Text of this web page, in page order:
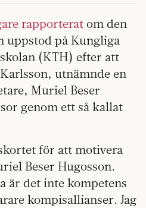
rapporterat om den
uppstod på Kungliga
(KTH) efter att
utnämnde en
Muriel Beser
genom ett så kallat
för att motivera
Beser Hugosson.
är det inte kompetens
kompisallianser. Jag